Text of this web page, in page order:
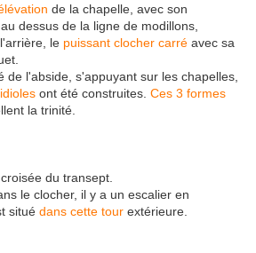
de la chapelle, avec son
dessus de la ligne de modillons,
le puissant clocher carré avec sa
de l'abside, s'appuyant sur les chapelles,
ont été construites. Ces 3 formes
la trinité.
du transept.
le clocher, il y a un escalier en
situé dans cette tour extérieure.